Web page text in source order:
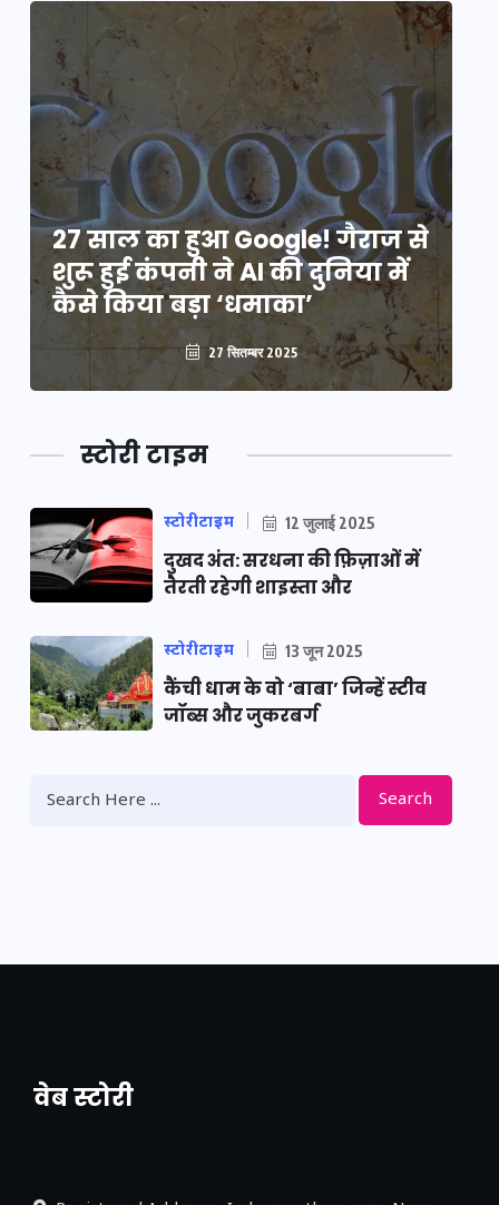
27 साल का हुआ Google! गैराज से
शुरू हुई कंपनी ने AI की दुनिया में
कैसे किया बड़ा ‘धमाका’
27 सितम्बर 2025
स्टोरी टाइम
स्टोरीटाइम 12 जुलाई 2025
दुखद अंत: सरधना की फ़िज़ाओं में
तैरती रहेगी शाइस्ता और
स्टोरीटाइम 13 जून 2025
कैंची धाम के वो ‘बाबा’ जिन्हें स्टीव
जॉब्स और जुकरबर्ग
Search
वेब स्टोरी
नया एक्सप्रेसवे: पूर्वांचल का लक, डेवलपमेंट का